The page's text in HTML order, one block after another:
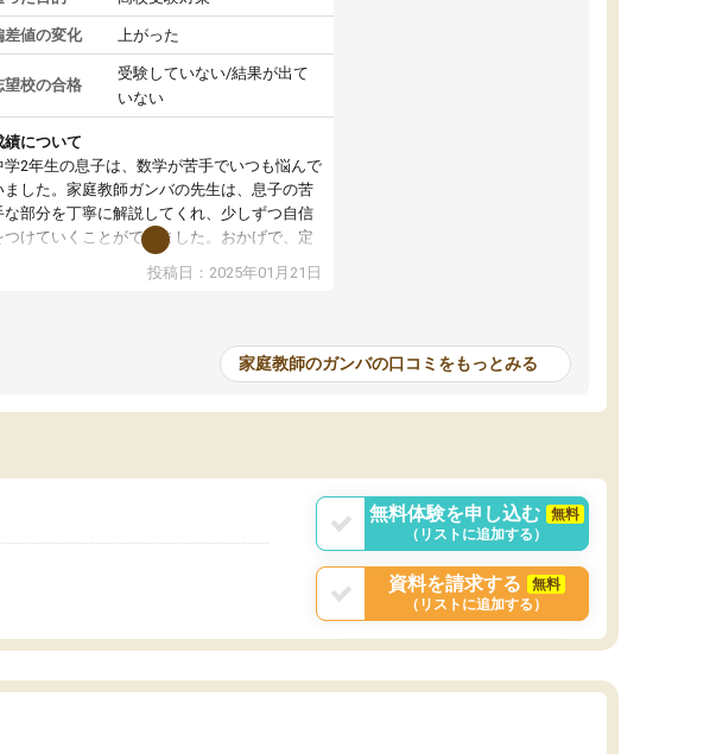
差値の変化 上がった
望校の合格
受験していない/結果が出て
いない
績について
学2年生の息子は、数学が苦手でいつも悩んで
ました。家庭教師ガンバの先生は、息子の苦
な部分を丁寧に解説してくれ、少しずつ自信
つけていくことができました。おかげで、定
テストの成績が10点以上アップし、本人もと
投稿日：2025年01月21日
家庭教師のガンバの口コミをもっとみる
無料体験を申し込む
無料
（リストに追加する）
資料を請求する
無料
（リストに追加する）